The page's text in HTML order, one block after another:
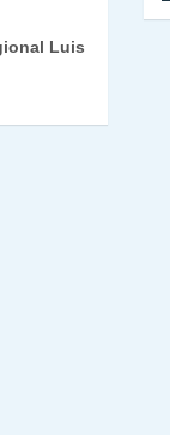
Luis